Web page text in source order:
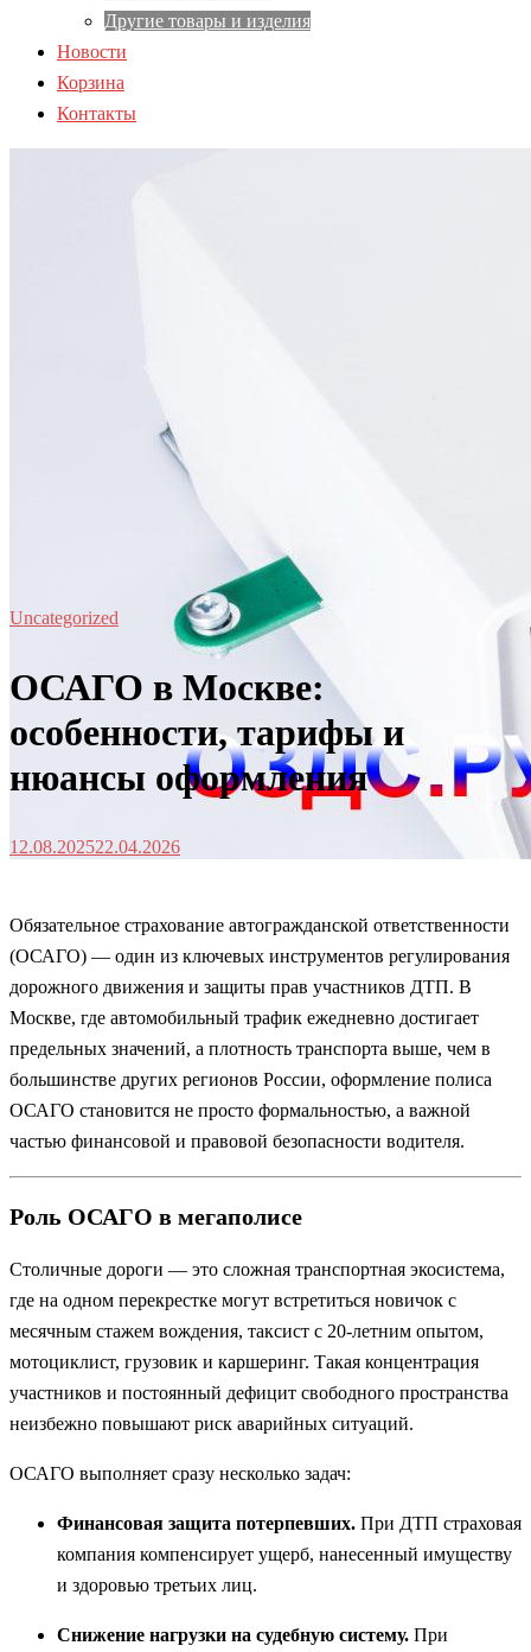
Другие товары и изделия
Новости
Корзина
Контакты
Uncategorized
ОСАГО в Москве:
особенности, тарифы и
нюансы оформления
12.08.202522.04.2026
Обязательное страхование автогражданской ответственности
(ОСАГО) — один из ключевых инструментов регулирования
дорожного движения и защиты прав участников ДТП. В
Москве, где автомобильный трафик ежедневно достигает
предельных значений, а плотность транспорта выше, чем в
большинстве других регионов России, оформление полиса
ОСАГО становится не просто формальностью, а важной
частью финансовой и правовой безопасности водителя.
Роль ОСАГО в мегаполисе
Столичные дороги — это сложная транспортная экосистема,
где на одном перекрестке могут встретиться новичок с
месячным стажем вождения, таксист с 20-летним опытом,
мотоциклист, грузовик и каршеринг. Такая концентрация
участников и постоянный дефицит свободного пространства
неизбежно повышают риск аварийных ситуаций.
ОСАГО выполняет сразу несколько задач:
Финансовая защита потерпевших. При ДТП страховая
компания компенсирует ущерб, нанесенный имуществу
и здоровью третьих лиц.
Снижение нагрузки на судебную систему. При